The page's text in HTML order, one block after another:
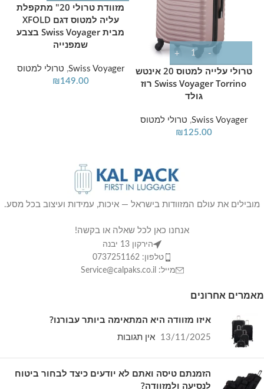
טרולי עלייה למטוס 20 אינטש
Swiss Voyager Torrino רוז
גולד
Swiss Voyager
, טרולי למטוס
₪125.00
מזוודת טרולי 20" מתקפלת
עליה למטוס דגם XFOLD
מבית Swiss Voyager בצבע
שמפנייה
Swiss Voyager
, טרולי למטוס
₪149.00
מובילים את עולם המזוודות בישראל — איכות, עמידות ועיצוב בכל מסע.
אנחנו כאן לכל שאלה או בקשה!
הירקון 13 יבנה
טלפון: 0737251162
מייל: Service@calpaks.co.il
מאמרים אחרונים
איזו מזוודה היא המתאימה ביותר עבורנו?
13/11/2025 אין תגובות
הזמנתם טיסה ואתם לא יודעים כיצד לבחור ביטוח
לנסיעה ולמזוודה?